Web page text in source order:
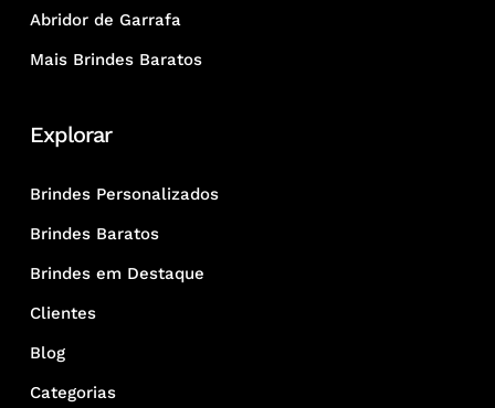
Abridor de Garrafa
Mais Brindes Baratos
Explorar
Brindes Personalizados
Brindes Baratos
Brindes em Destaque
Clientes
Blog
Categorias